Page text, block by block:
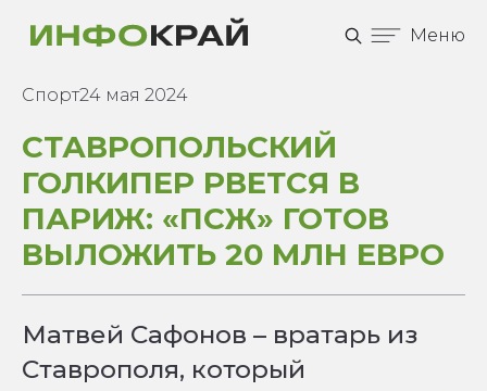
Меню
Спорт24 мая 2024
СТАВРОПОЛЬСКИЙ
ГОЛКИПЕР РВЕТСЯ В
ПАРИЖ: «ПСЖ» ГОТОВ
ВЫЛОЖИТЬ 20 МЛН ЕВРО
Матвей Сафонов – вратарь из
Ставрополя, который